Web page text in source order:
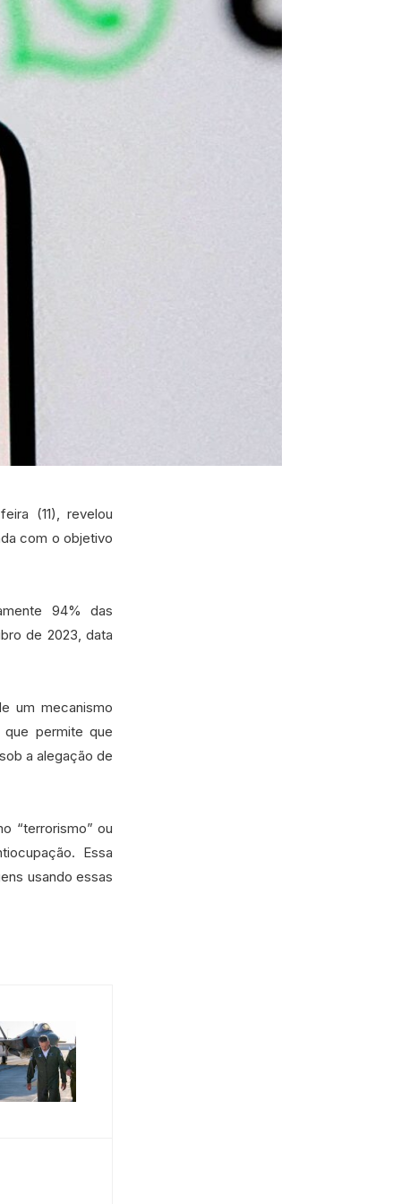
(11), revelou
com o objetivo
94% das
de 2023, data
um mecanismo
permite que
a alegação de
“terrorismo” ou
Essa
usando essas